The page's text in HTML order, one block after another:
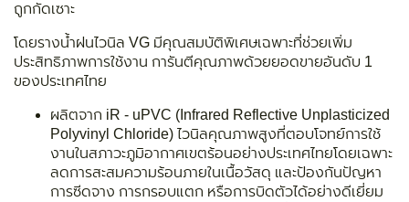
ถูกกัดเซาะ
โดยรางน้ำฝนไวนิล VG มีคุณสมบัติพิเศษเฉพาะที่ช่วยเพิ่ม
ประสิทธิภาพการใช้งาน การันตีคุณภาพด้วยยอดขายอันดับ 1
ของประเทศไทย
ผลิตจาก iR - uPVC (Infrared Reflective Unplasticized
Polyvinyl Chloride) ไวนิลคุณภาพสูงที่ตอบโจทย์การใช้
งานในสภาวะภูมิอากาศเขตร้อนอย่างประเทศไทยโดยเฉพาะ
ลดการสะสมความร้อนภายในเนื้อวัสดุ และป้องกันปัญหา
การซีดจาง การกรอบแตก หรือการบิดตัวได้อย่างดีเยี่ยม